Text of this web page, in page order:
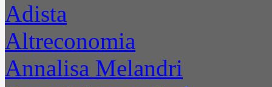
Adista
Altreconomia
Annalisa Melandri